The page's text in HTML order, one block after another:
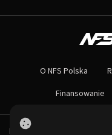
Największa społeczność
Nie czekaj dłużej - wstąp
O NFS Polska
Finansowanie
Powered by PHP-Fusion.